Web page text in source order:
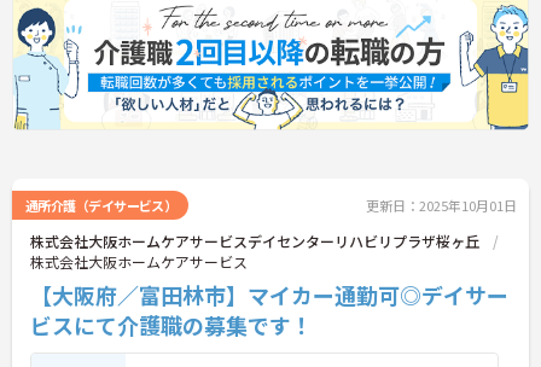
通所介護（デイサービス） 更新日：2025年10月01日
株式会社大阪ホームケアサービスデイセンターリハビリプラザ桜ヶ丘
株式会社大阪ホームケアサービス
【大阪府／富田林市】マイカー通勤可◎デイサー
ビスにて介護職の募集です！